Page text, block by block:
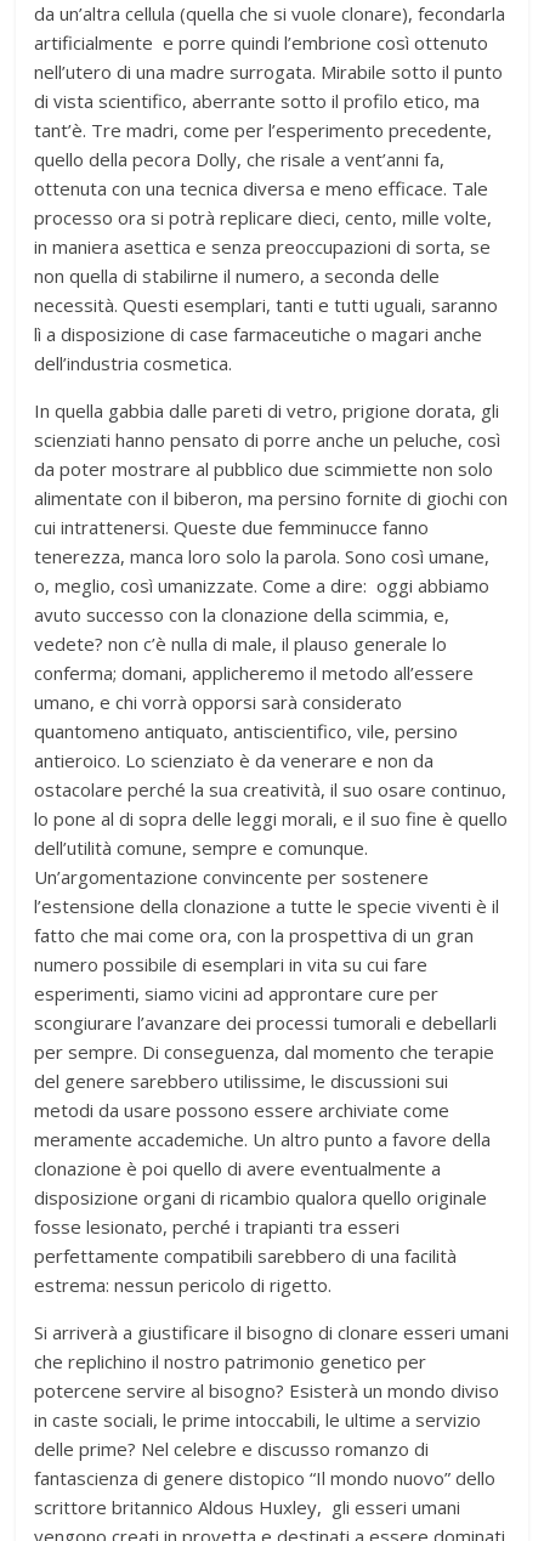
da un’altra cellula (quella che si vuole clonare), fecondarla
artificialmente e porre quindi l’embrione così ottenuto
nell’utero di una madre surrogata. Mirabile sotto il punto
di vista scientifico, aberrante sotto il profilo etico, ma
tant’è. Tre madri, come per l’esperimento precedente,
quello della pecora Dolly, che risale a vent’anni fa,
ottenuta con una tecnica diversa e meno efficace. Tale
processo ora si potrà replicare dieci, cento, mille volte,
in maniera asettica e senza preoccupazioni di sorta, se
non quella di stabilirne il numero, a seconda delle
necessità. Questi esemplari, tanti e tutti uguali, saranno
lì a disposizione di case farmaceutiche o magari anche
dell’industria cosmetica.
In quella gabbia dalle pareti di vetro, prigione dorata, gli
scienziati hanno pensato di porre anche un peluche, così
da poter mostrare al pubblico due scimmiette non solo
alimentate con il biberon, ma persino fornite di giochi con
cui intrattenersi. Queste due femminucce fanno
tenerezza, manca loro solo la parola. Sono così umane,
o, meglio, così umanizzate. Come a dire: oggi abbiamo
avuto successo con la clonazione della scimmia, e,
vedete? non c’è nulla di male, il plauso generale lo
conferma; domani, applicheremo il metodo all’essere
umano, e chi vorrà opporsi sarà considerato
quantomeno antiquato, antiscientifico, vile, persino
antieroico. Lo scienziato è da venerare e non da
ostacolare perché la sua creatività, il suo osare continuo,
lo pone al di sopra delle leggi morali, e il suo fine è quello
dell’utilità comune, sempre e comunque.
Un’argomentazione convincente per sostenere
l’estensione della clonazione a tutte le specie viventi è il
fatto che mai come ora, con la prospettiva di un gran
numero possibile di esemplari in vita su cui fare
esperimenti, siamo vicini ad approntare cure per
scongiurare l’avanzare dei processi tumorali e debellarli
per sempre. Di conseguenza, dal momento che terapie
del genere sarebbero utilissime, le discussioni sui
metodi da usare possono essere archiviate come
meramente accademiche. Un altro punto a favore della
clonazione è poi quello di avere eventualmente a
disposizione organi di ricambio qualora quello originale
fosse lesionato, perché i trapianti tra esseri
perfettamente compatibili sarebbero di una facilità
estrema: nessun pericolo di rigetto.
Si arriverà a giustificare il bisogno di clonare esseri umani
che replichino il nostro patrimonio genetico per
potercene servire al bisogno? Esisterà un mondo diviso
in caste sociali, le prime intoccabili, le ultime a servizio
delle prime? Nel celebre e discusso romanzo di
fantascienza di genere distopico “Il mondo nuovo” dello
scrittore britannico Aldous Huxley, gli esseri umani